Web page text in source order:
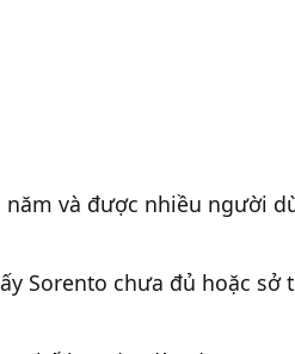
và được nhiều người
Sorento chưa đủ hoặc